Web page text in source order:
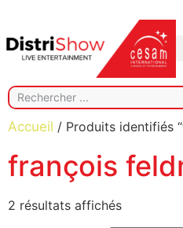
Accueil / Produits identifiés
françois
2 résultats affichés